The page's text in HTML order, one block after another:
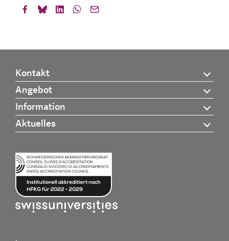
Kontakt
Angebot
Information
Aktuelles